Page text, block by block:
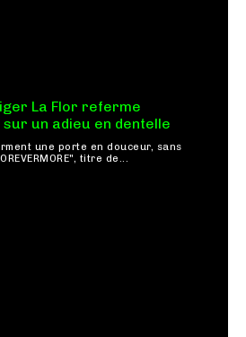
La Flor referme
sur un adieu en dentelle
une porte en douceur, sans
titre de...